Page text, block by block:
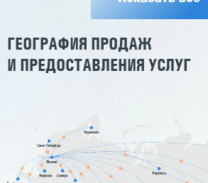
ГЕОГРАФИЯ ПРОДАЖ
И ПРЕДОСТАВЛЕНИЯ УСЛУГ